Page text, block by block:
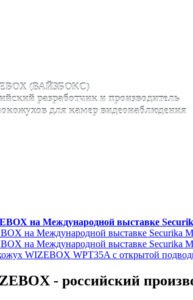
(ВАЙЗБОКС)
разработчик и производитель
для камер видеонаблюдения
на Международной выставке
на Международной выставке Securika
на Международной выставке Securika
WIZEBOX WPT35A с открытой
- российский